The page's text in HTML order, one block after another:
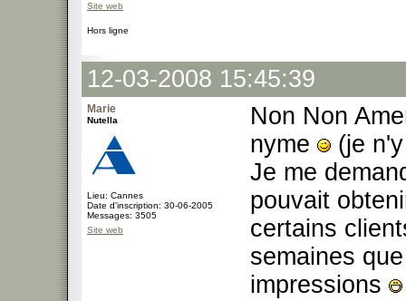
Site web
Hors ligne
12-03-2008 15:45:39
Marie
Nutella
Lieu: Cannes
Date d'inscription: 30-06-2005
Messages: 3505
Site web
Non Non
nyme
(je
Je me
pouvait
certains
semaines
impressions